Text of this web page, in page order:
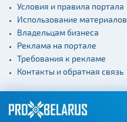
экскурсий: г. Минск
Спортивные
сооружения
Веломаршруты
Аэропорты
Железнодорожные
вокзалы
Условия и правила портала
Использование материалов
Владельцам бизнеса
Реклама на портале
Требования к рекламе
Контакты и обратная связь